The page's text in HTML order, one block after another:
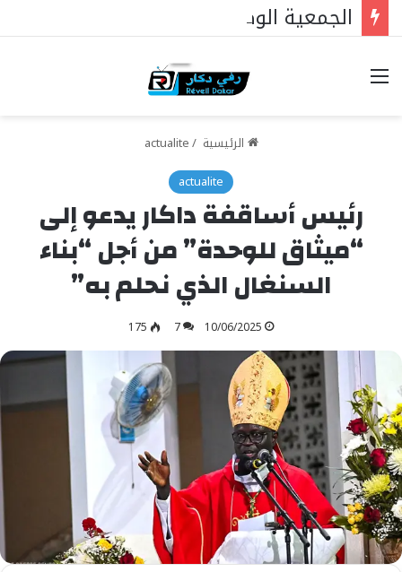
خيارات
الرئيسية /
actualite
actualite
رئيس أساقفة داكار يدعو إلى
“ميثاق للوحدة” من أجل “بناء
السنغال الذي نحلم به”
10/06/2025
7
175